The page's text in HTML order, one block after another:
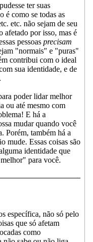
ter suas
é como se todas as
etc. não sejam de seu
afetado por isso, mas é
pessoas precisam
"normais" e "puras"
contribui com o ideal
sua identidade, e de
poder lidar melhor
ou até mesmo com
E há a
mudar quando você
Porém, também há a
mude. Essas coisas são
identidade que
para você.
específica, não só pelo
que só afetam
como